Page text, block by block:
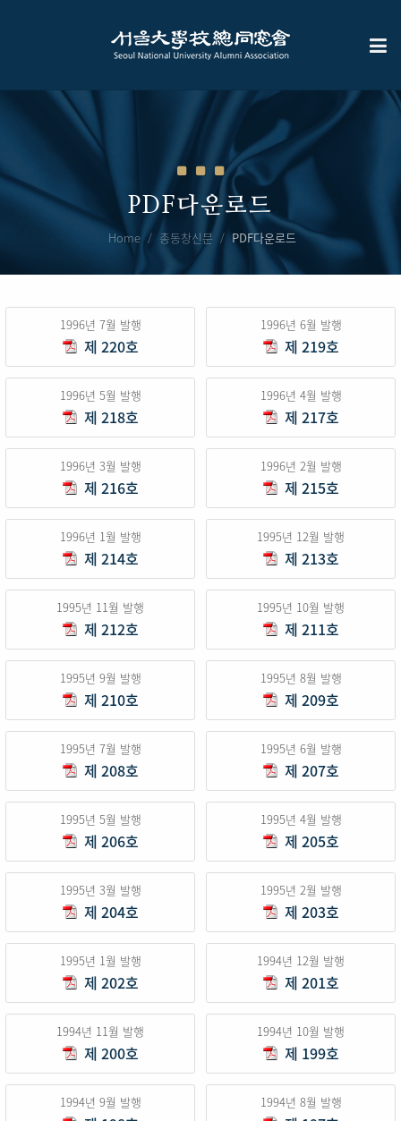
PDF다운로드
Home 총동창신문 PDF다운로드
1996년 7월 발행
제 220호
1996년 6월 발행
제 219호
1996년 5월 발행
제 218호
1996년 4월 발행
제 217호
1996년 3월 발행
제 216호
1996년 2월 발행
제 215호
1996년 1월 발행
제 214호
1995년 12월 발행
제 213호
1995년 11월 발행
제 212호
1995년 10월 발행
제 211호
1995년 9월 발행
제 210호
1995년 8월 발행
제 209호
1995년 7월 발행
제 208호
1995년 6월 발행
제 207호
1995년 5월 발행
제 206호
1995년 4월 발행
제 205호
1995년 3월 발행
제 204호
1995년 2월 발행
제 203호
1995년 1월 발행
제 202호
1994년 12월 발행
제 201호
1994년 11월 발행
제 200호
1994년 10월 발행
제 199호
1994년 9월 발행 1994년 8월 발행